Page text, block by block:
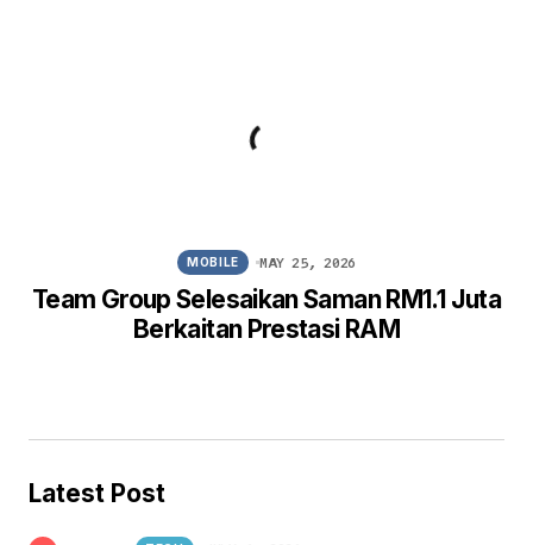
Team Group Selesaikan Saman RM1.1 Juta
Berkaitan Prestasi RAM
MOBILE MAY 25, 2026
Latest Post